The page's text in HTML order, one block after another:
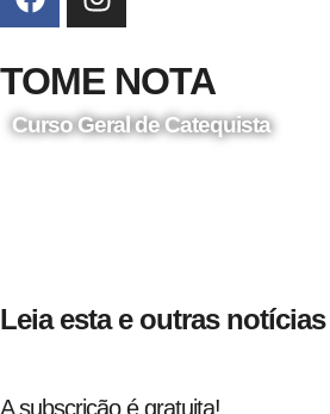
TOME NOTA
Curso Geral de Catequista
Leia esta e outras notícias
A subscrição é gratuita!